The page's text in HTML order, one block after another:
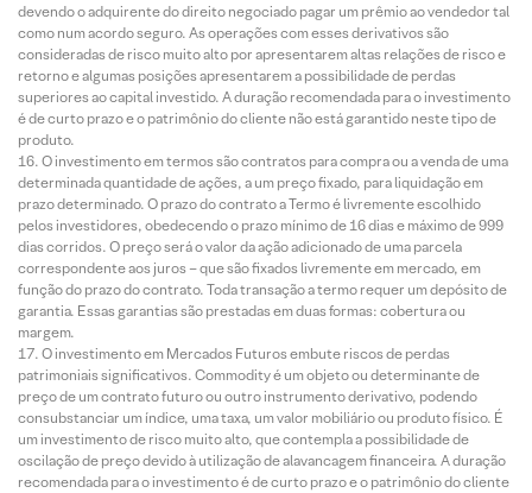
devendo o adquirente do direito negociado pagar um prêmio ao vendedor tal
como num acordo seguro. As operações com esses derivativos são
consideradas de risco muito alto por apresentarem altas relações de risco e
retorno e algumas posições apresentarem a possibilidade de perdas
superiores ao capital investido. A duração recomendada para o investimento
é de curto prazo e o patrimônio do cliente não está garantido neste tipo de
produto.
O investimento em termos são contratos para compra ou a venda de uma
determinada quantidade de ações, a um preço fixado, para liquidação em
prazo determinado. O prazo do contrato a Termo é livremente escolhido
pelos investidores, obedecendo o prazo mínimo de 16 dias e máximo de 999
dias corridos. O preço será o valor da ação adicionado de uma parcela
correspondente aos juros – que são fixados livremente em mercado, em
função do prazo do contrato. Toda transação a termo requer um depósito de
garantia. Essas garantias são prestadas em duas formas: cobertura ou
margem.
O investimento em Mercados Futuros embute riscos de perdas
patrimoniais significativos. Commodity é um objeto ou determinante de
preço de um contrato futuro ou outro instrumento derivativo, podendo
consubstanciar um índice, uma taxa, um valor mobiliário ou produto físico. É
um investimento de risco muito alto, que contempla a possibilidade de
oscilação de preço devido à utilização de alavancagem financeira. A duração
recomendada para o investimento é de curto prazo e o patrimônio do cliente